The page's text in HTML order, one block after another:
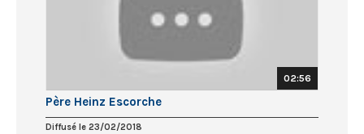
02:56
Père Heinz Escorche
Diffusé le 23/02/2018